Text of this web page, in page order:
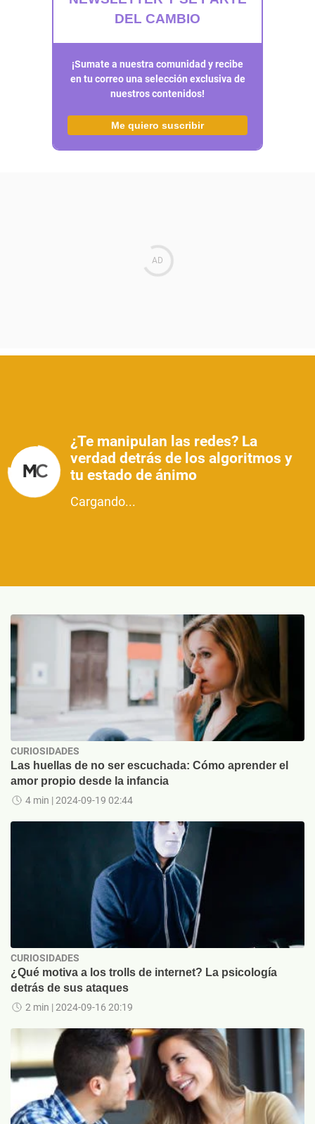
DEL CAMBIO
¡Sumate a nuestra comunidad y recibe
en tu correo una selección exclusiva de
nuestros contenidos!
Me quiero suscribir
¿Te manipulan las redes? La
verdad detrás de los algoritmos y
tu estado de ánimo
Cargando...
CURIOSIDADES
Las huellas de no ser escuchada: Cómo aprender el
amor propio desde la infancia
4 min | 2024-09-19 02:44
CURIOSIDADES
¿Qué motiva a los trolls de internet? La psicología
detrás de sus ataques
2 min | 2024-09-16 20:19